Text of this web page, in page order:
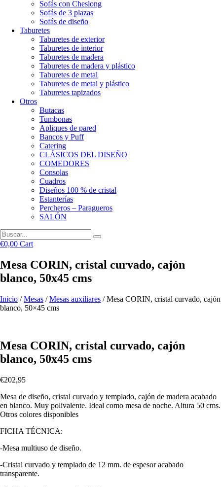
Sofás con Cheslong
Sofás de 3 plazas
Sofás de diseño
Taburetes
Taburetes de exterior
Taburetes de interior
Taburetes de madera
Taburetes de madera y plástico
Taburetes de metal
Taburetes de metal y plástico
Taburetes tapizados
Otros
Butacas
Tumbonas
Apliques de pared
Bancos y Puff
Catering
CLÁSICOS DEL DISEÑO
COMEDORES
Consolas
Cuadros
Diseños 100 % de cristal
Estanterías
Percheros – Paragueros
SALÓN
€0,00 Cart
Mesa CORIN, cristal curvado, cajón
blanco, 50x45 cms
Inicio /Mesas /Mesas auxiliares / Mesa CORIN, cristal curvado, cajón
blanco, 50×45 cms
Mesa CORIN, cristal curvado, cajón
blanco, 50x45 cms
€202,95
Mesa de diseño, cristal curvado y templado, cajón de madera acabado
en blanco. Muy polivalente. Ideal como mesa de noche. Altura 50 cms.
Otros colores disponibles
FICHA TÉCNICA:
-Mesa multiuso de diseño.
-Cristal curvado y templado de 12 mm. de espesor acabado
transparente.